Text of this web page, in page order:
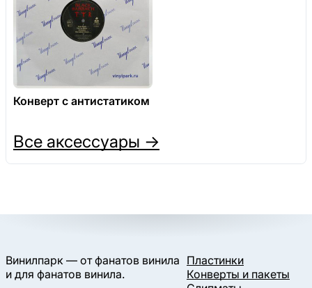
Конверт с антистатиком
Все аксессуары →
Винилпарк — от фанатов винила
и для фанатов винила.
Пластинки
Конверты и пакеты